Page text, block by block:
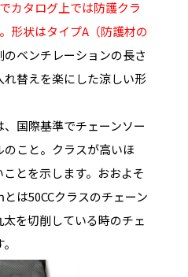
カタログ上では防護クラ
形状はタイプA（防護材の
のベンチレーションの長さ
替えを楽にした涼しい形
国際基準でチェーンソー
こと。クラスが高いほ
とを示します。おおよそ
は50CCクラスのチェーン
を切削している時のチェ